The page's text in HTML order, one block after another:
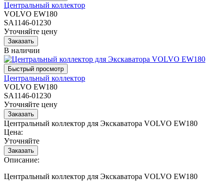
Центральный коллектор
VOLVO EW180
SA1146-01230
Уточняйте цену
В наличии
Центральный коллектор
VOLVO EW180
SA1146-01230
Уточняйте цену
Центральный коллектор для Экскаватора VOLVO EW180
Цена:
Уточняйте
Описание:
Центральный коллектор для Экскаватора VOLVO EW180